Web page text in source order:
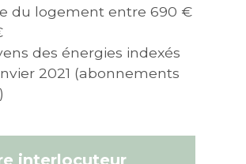
du logement entre 690 €
des énergies indexés
2021 (abonnements
interlocuteur